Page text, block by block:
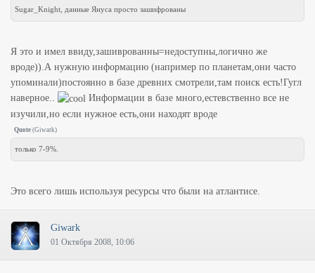
Sugar_Knight, данные Януса просто зашифрованы
Я это и имел ввиду,зашиврованны=недоступны,логично же
вроде)).А нужную информацию (например по планетам,они часто
упоминали)постоянно в базе древних смотрели,там поиск есть!Гугл
наверное..
Информации в базе много,естевственно все не
изучили,но если нужное есть,они находят вроде
Quote (Giwark)
только 7-9%.
Это всего лишь используя ресурсы что были на атлантисе.
Giwark
01 Октября 2008, 10:06